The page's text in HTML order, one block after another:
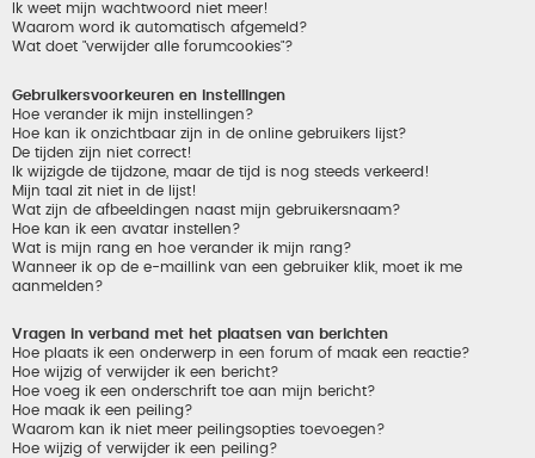
Ik weet mijn wachtwoord niet meer!
Waarom word ik automatisch afgemeld?
Wat doet "verwijder alle forumcookies"?
Gebruikersvoorkeuren en instellingen
Hoe verander ik mijn instellingen?
Hoe kan ik onzichtbaar zijn in de online gebruikers lijst?
De tijden zijn niet correct!
Ik wijzigde de tijdzone, maar de tijd is nog steeds verkeerd!
Mijn taal zit niet in de lijst!
Wat zijn de afbeeldingen naast mijn gebruikersnaam?
Hoe kan ik een avatar instellen?
Wat is mijn rang en hoe verander ik mijn rang?
Wanneer ik op de e-maillink van een gebruiker klik, moet ik me
aanmelden?
Vragen in verband met het plaatsen van berichten
Hoe plaats ik een onderwerp in een forum of maak een reactie?
Hoe wijzig of verwijder ik een bericht?
Hoe voeg ik een onderschrift toe aan mijn bericht?
Hoe maak ik een peiling?
Waarom kan ik niet meer peilingsopties toevoegen?
Hoe wijzig of verwijder ik een peiling?